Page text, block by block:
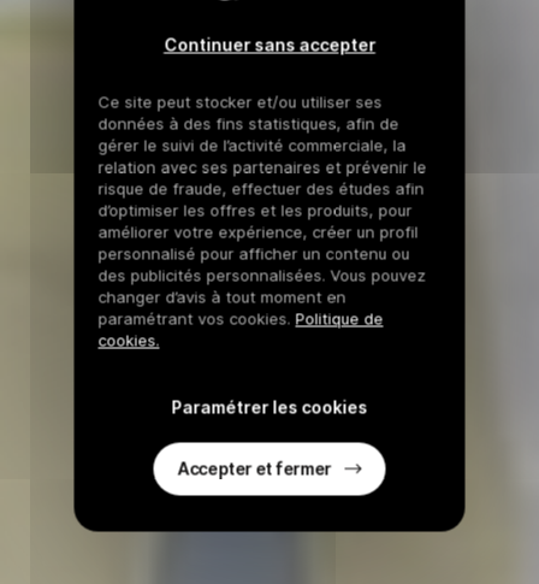
Continuer sans accepter
Ce site peut stocker et/ou utiliser ses
données à des fins statistiques, afin de
gérer le suivi de l’activité commerciale, la
relation avec ses partenaires et prévenir le
risque de fraude, effectuer des études afin
d’optimiser les offres et les produits, pour
améliorer votre expérience, créer un profil
personnalisé pour afficher un contenu ou
des publicités personnalisées. Vous pouvez
changer d’avis à tout moment en
paramétrant vos cookies. Politique de
cookies.
Paramétrer les cookies
Accepter et fermer